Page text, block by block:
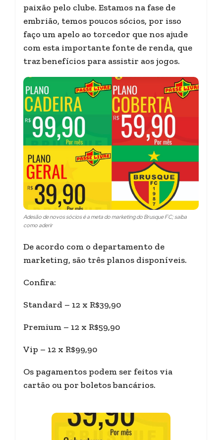
paixão pelo clube. Estamos na fase de
embrião, temos poucos sócios, por isso
faço um apelo ao torcedor que nos ajude
com esta importante fonte de renda, que
traz benefícios para assistir aos jogos.
Adesão de novos sócios é a meta do marketing do Brusque FC; saiba
como aderir
De acordo com o departamento de
marketing, são três planos disponíveis.
Confira:
Standard – 12 x R$39,90
Premium – 12 x R$59,90
Vip – 12 x R$99,90
Os pagamentos podem ser feitos via
cartão ou por boletos bancários.